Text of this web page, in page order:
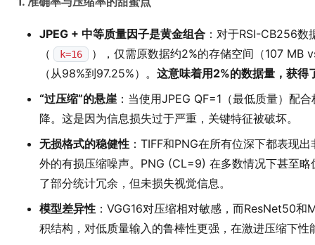
JPEG + 中等质量因子是黄金组合 ：对于RSI-CB256
（
k=16
），仅需原数据约2%的存储空间（107 MB
（从98%到97.25%）。 这意味着用2%的数据量，获得
“过压缩”的悬崖 ：当使用JPEG QF=1（最低质量）配
降。这是因为信息损失过于严重，关键特征被破坏。
无损格式的稳健性 ：TIFF和PNG在所有位深下都表现
外的有损压缩噪声。PNG (CL=9) 在多数情况下甚至
了部分统计冗余，但未损失视觉信息。
模型差异性 ：VGG16对压缩相对敏感，而ResNet50
积结构，对低质量输入的鲁棒性更强，在激进压缩下性